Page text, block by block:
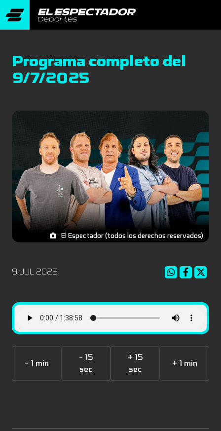
Programa completo del
9/7/2025
El Espectador (todos los derechos reservados)
9 JUL 2025
- 1 min
- 15
sec
+ 15
sec
+ 1 min